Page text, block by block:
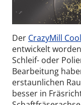
Der CrazyMill
entwickelt
Schleif- oder
Bearbeitung
erstaunlichen
besser in